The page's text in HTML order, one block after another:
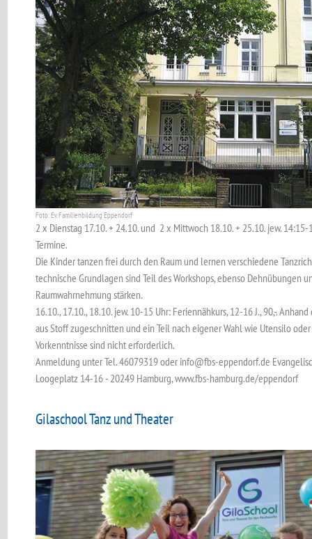
Foto: Ev. Familienbildung Eppendorf
2 x Dienstag 17.10. + 24.10. und 2 x Mittwoch 18.10. + 25.10. jew.
Termine.
Die Kinder tanzen frei durch den Raum und lernen verschiedene
technische Grundlagen sind Teil des Workshops, ebenso Dehnübungen
Raumwahrnehmung stärken.
16.10., 17.10., 18.10. jew. 10-15 Uhr: Feriennähkurs, 12-16 J., 90,-.
aus Stoff zugeschnitten und ein Teil nach eigener Wahl wie Utensilo
Vorkenntnisse sind nicht erforderlich.
Anmeldung unter Tel. 46079319 oder info@fbs-eppendorf.de
Loogeplatz 14-16 - 20249 Hamburg, www.fbs-hamburg.de/eppendorf
Gilaschool Tanz und Theater